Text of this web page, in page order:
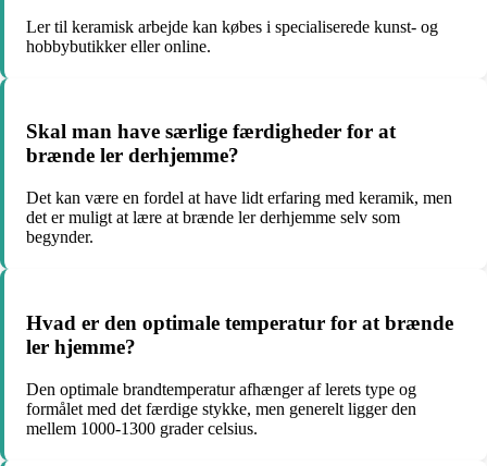
Ler til keramisk arbejde kan købes i specialiserede kunst- og
hobbybutikker eller online.
Skal man have særlige færdigheder for at
brænde ler derhjemme?
Det kan være en fordel at have lidt erfaring med keramik, men
det er muligt at lære at brænde ler derhjemme selv som
begynder.
Hvad er den optimale temperatur for at brænde
ler hjemme?
Den optimale brandtemperatur afhænger af lerets type og
formålet med det færdige stykke, men generelt ligger den
mellem 1000-1300 grader celsius.